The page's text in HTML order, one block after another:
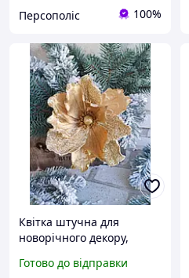
Персополіс 100%
Квітка штучна для
новорічного декору,
Готово до відправки